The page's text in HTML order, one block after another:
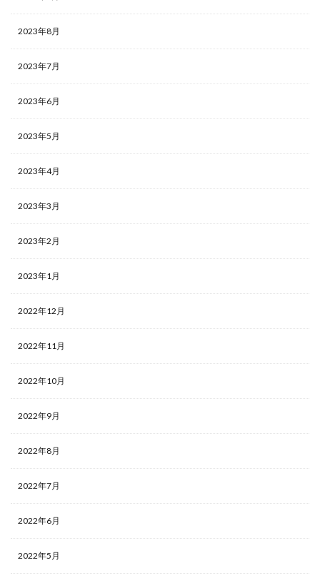
2023年8月
2023年7月
2023年6月
2023年5月
2023年4月
2023年3月
2023年2月
2023年1月
2022年12月
2022年11月
2022年10月
2022年9月
2022年8月
2022年7月
2022年6月
2022年5月